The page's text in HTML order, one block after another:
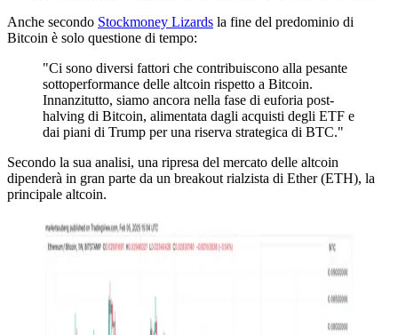
Anche secondo Stockmoney Lizards la fine del predominio di
Bitcoin è solo questione di tempo:
"Ci sono diversi fattori che contribuiscono alla pesante
sottoperformance delle altcoin rispetto a Bitcoin.
Innanzitutto, siamo ancora nella fase di euforia post-
halving di Bitcoin, alimentata dagli acquisti degli ETF e
dai piani di Trump per una riserva strategica di BTC."
Secondo la sua analisi, una ripresa del mercato delle altcoin
dipenderà in gran parte da un breakout rialzista di Ether (ETH), la
principale altcoin.